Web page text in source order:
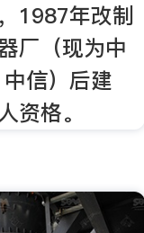
1987年改制
厂（现为中
信）后建
资格。